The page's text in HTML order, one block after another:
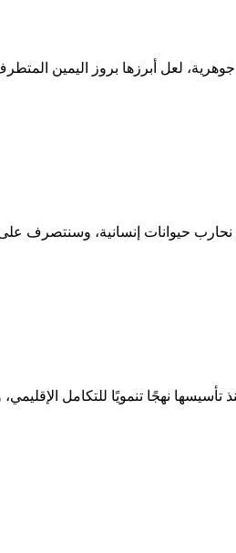
جوهرية، لعل أبرزها بروز اليمين
نحارب حيوانات إنسانية، وسنتصرف
نهجًا تنمويًا للتكامل الإقليمي،